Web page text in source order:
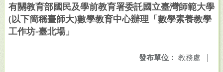
有關教育部國民及學前教育署委託國立臺灣師範大學
(以下簡稱臺師大)數學教育中心辦理「數學素養教學
工作坊-臺北場」
發布單位： 教務處 |